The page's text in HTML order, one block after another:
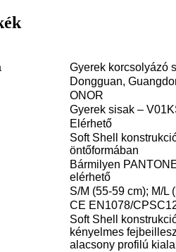
Gyerek korcsolyázó
Dongguan,
ONOR
Gyerek sisak –
Elérhető
Soft Shell
öntőformában
Bármilyen
elérhető
S/M (55-59 cm); M/L
CE EN1078/
Soft Shell
kényelmes
alacsony profilú